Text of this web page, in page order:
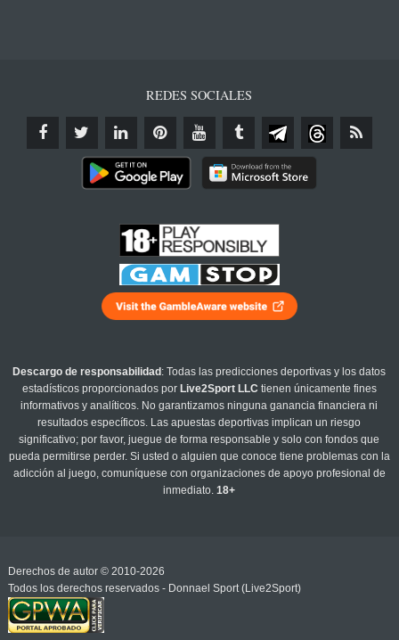
REDES SOCIALES
Descargo de responsabilidad : Todas las predicciones deportivas y los datos
estadísticos proporcionados por Live2Sport LLC tienen únicamente fines
informativos y analíticos. No garantizamos ninguna ganancia financiera ni
resultados específicos. Las apuestas deportivas implican un riesgo
significativo; por favor, juegue de forma responsable y solo con fondos que
pueda permitirse perder. Si usted o alguien que conoce tiene problemas con la
adicción al juego, comuníquese con organizaciones de apoyo profesional de
inmediato.18+
Derechos de autor © 2010-2026
Todos los derechos reservados - Donnael Sport (Live2Sport)